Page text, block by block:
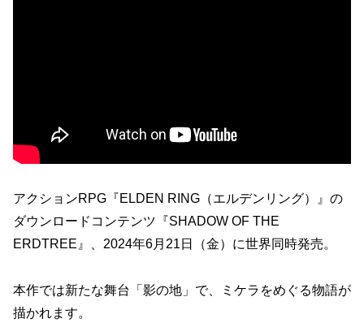
アクションRPG『ELDEN RING（エルデンリング）』の
ダウンロードコンテンツ『SHADOW OF THE
ERDTREE』、2024年6月21日（金）に世界同時発売。
本作では新たな舞台「影の地」で、ミケラをめぐる物語が
描かれます。